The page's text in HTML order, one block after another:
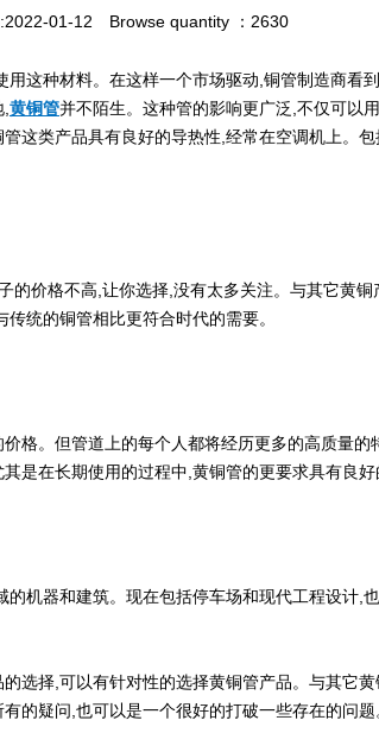
01-12 Browse quantity ：2630
种材料。在这样一个市场驱动,铜管制造商看到
黄铜管并不陌生。这种管的影响更广泛,不仅可以
这类产品具有良好的导热性,经常在空调机上。
格不高,让你选择,没有太多关注。与其它黄铜
统的铜管相比更符合时代的需要。
。但管道上的每个人都将经历更多的高质量的
是在长期使用的过程中,黄铜管的更要求具有良好
器和建筑。现在包括停车场和现代工程设计,
择,可以有针对性的选择黄铜管产品。与其它
的疑问,也可以是一个很好的打破一些存在的问